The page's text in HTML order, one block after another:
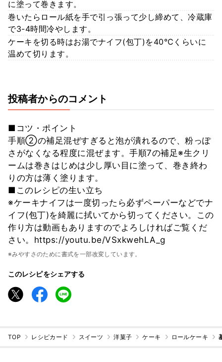
に塗って巻きます。
巻いたらロール紙を手で引っ張って少し締めて、冷蔵庫
で3-4時間冷やします。
ケーキを切る時はお湯でナイフ(包丁)を40℃くらいに
温めて切ります。
投稿者からのコメント
■コツ・ポイント
手順②の補足混ぜすぎると泡が潰れるので、粉っぽ
さがなくなる程度に混ぜます。手順7の補足※生クリ
ームは巻きはじめは少し厚い目に塗って、巻き終わ
りの方は薄く塗ります。
■このレシピの生い立ち
※ケーキナイフは一度切ったら必ずペーパーなどでナ
イフ(包丁)を綺麗に拭いてから切ってください。この
作り方は動画もありますのでよろしければご覧くだ
さい。https://youtu.be/VSxkwehLA_g
※みやすさのために書式を一部改変しています。
このレシピをシェアする
TOP レシピカード スイーツ 洋菓子 ケーキ ロールケーキ